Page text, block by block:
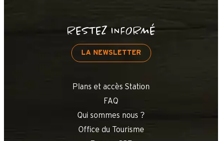
RESTEZ INFORMÉ
LA NEWSLETTER
Plans et accès Station
FAQ
Qui sommes nous ?
Office du Tourisme